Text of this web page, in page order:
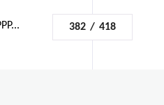
382 / 418